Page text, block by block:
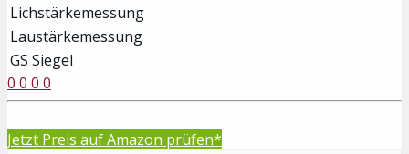
Lichstärkemessung
Laustärkemessung
GS Siegel
0 0 0 0
Jetzt Preis auf Amazon prüfen*